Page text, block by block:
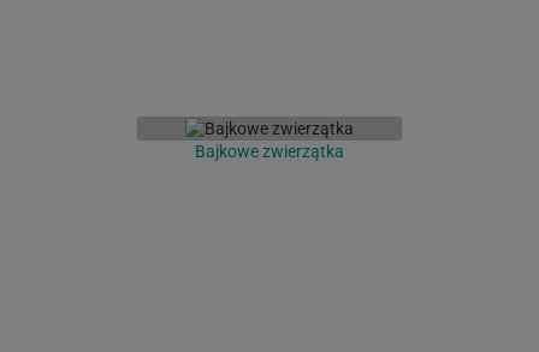
Bajkowe zwierzątka